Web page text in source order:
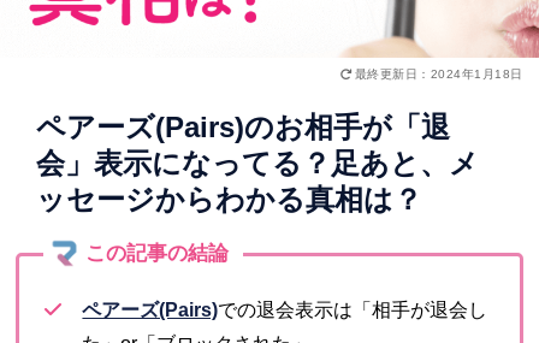
最終更新日：2024年1月18日
ペアーズ(Pairs)のお相手が「退
会」表示になってる？足あと、メ
ッセージからわかる真相は？
ペアーズ(Pairs)での退会表示は「相手が退会し